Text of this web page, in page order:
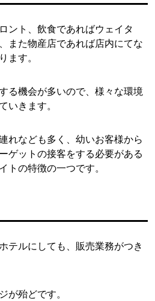
ント、飲食であればウェイタ
また物産店であれば店内にてな
ます。
る機会が多いので、様々な環境
いきます。
れなども多く、幼いお客様から
ゲットの接客をする必要がある
トの特徴の一つです。
テルにしても、販売業務がつき
が殆どです。